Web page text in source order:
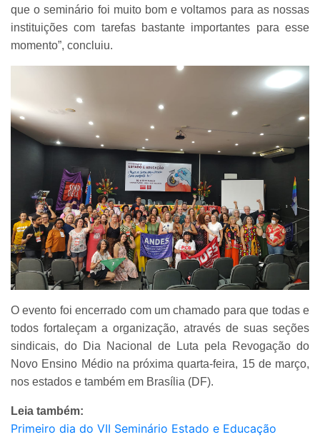
que o seminário foi muito bom e voltamos para as nossas
instituições com tarefas bastante importantes para esse
momento”, concluiu.
O evento foi encerrado com um chamado para que todas e
todos fortaleçam a organização, através de suas seções
sindicais, do Dia Nacional de Luta pela Revogação do
Novo Ensino Médio na próxima quarta-feira, 15 de março,
nos estados e também em Brasília (DF).
Leia também:
Primeiro dia do VII Seminário Estado e Educação